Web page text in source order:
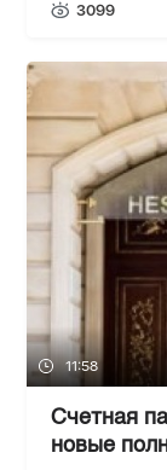
3099
11:58
Счетная
новые